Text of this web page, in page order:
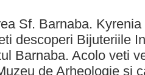
Sf. Barnaba. Kyrenia
descoperi Bijuteriile
Barnaba. Acolo veti
de Arheologie si